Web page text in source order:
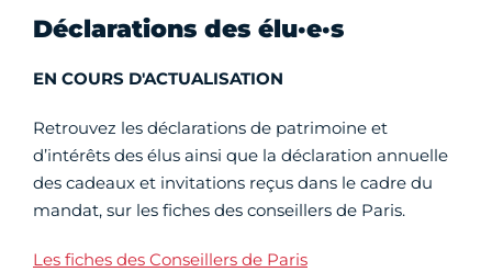
Déclarations des élu·e·s
EN COURS D'ACTUALISATION
Retrouvez les déclarations de patrimoine et
d’intérêts des élus ainsi que la déclaration annuelle
des cadeaux et invitations reçus dans le cadre du
mandat, sur les fiches des conseillers de Paris.
Les fiches des Conseillers de Paris